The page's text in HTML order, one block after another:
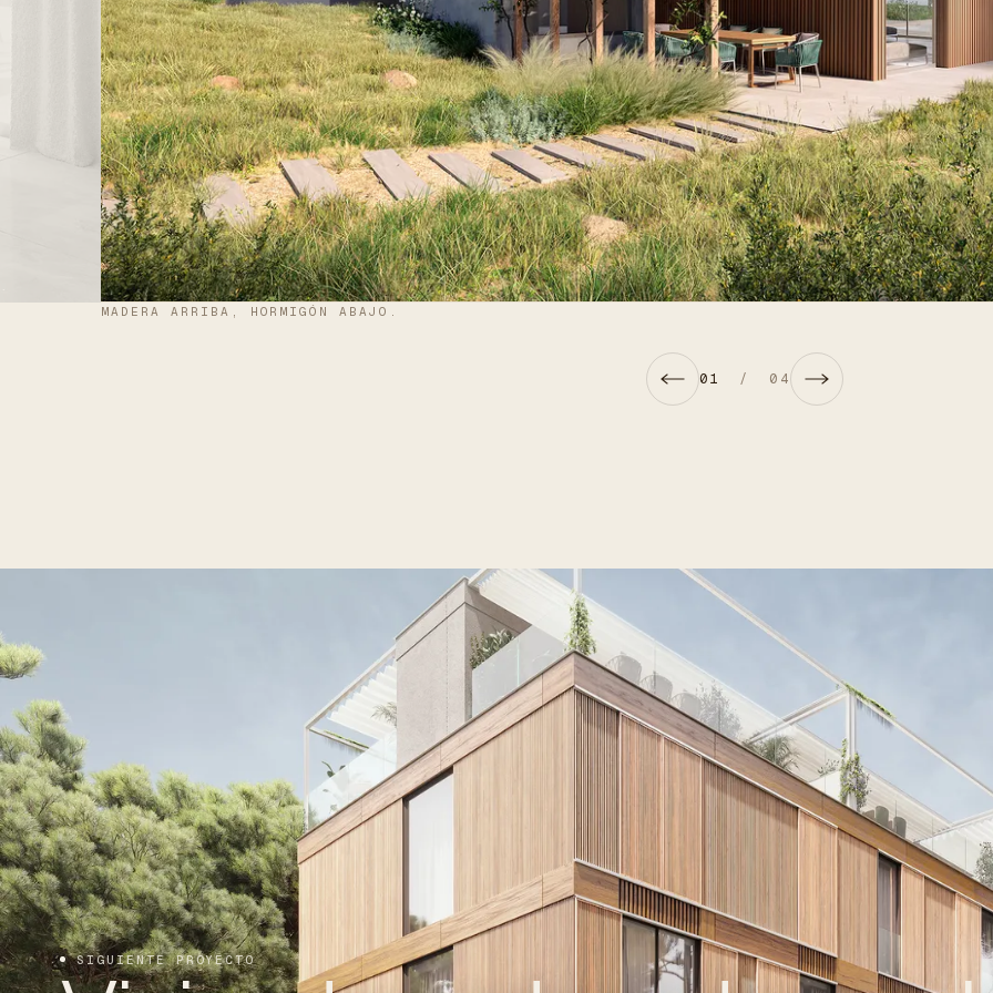
MADERA ARRIBA, HORMIGÓN ABAJO.
01 / 04
SIGUIENTE PROYECTO